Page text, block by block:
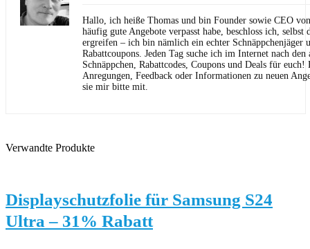
Hallo, ich heiße Thomas und bin Founder sowie CEO
häufig gute Angebote verpasst habe, beschloss ich,
ergreifen – ich bin nämlich ein echter Schnäppchenjäger
Rabattcoupons. Jeden Tag suche ich im Internet nach den
Schnäppchen, Rabattcodes, Coupons und Deals für euch!
Anregungen, Feedback oder Informationen zu neuen
sie mir bitte mit.
Verwandte Produkte
Displayschutzfolie für Samsung S24
Ultra – 31% Rabatt